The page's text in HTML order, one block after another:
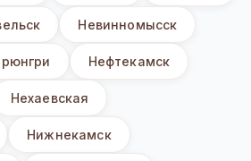
Невинномысск
Нефтекамск
Нехаевская
Нижнекамск